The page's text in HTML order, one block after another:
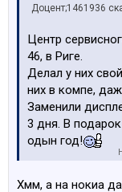
Доцент;1461936
Центр
46, в Риге.
Делал у них
них в компе,
Заменили
3 дня. В
одын год!
Хмм, а на нокиа